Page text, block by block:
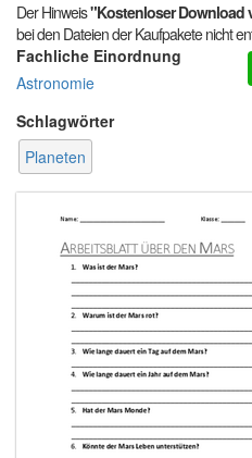
Der Hinweis"Kostenloser Download
bei den Dateien der Kaufpakete nicht
Fachliche Einordnung
Astronomie
Schlagwörter
Planeten